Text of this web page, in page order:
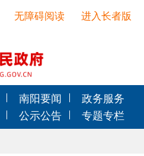
进入长者版
无障碍阅读
南阳要闻
政务服务
公示公告
专题专栏